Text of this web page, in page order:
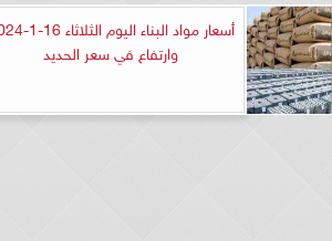
أسعار مواد البناء
وارتفاع في سعر الحديد